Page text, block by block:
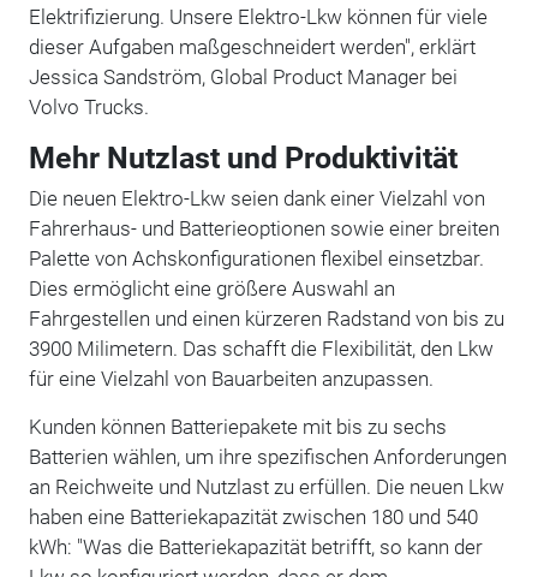
Elektrifizierung. Unsere Elektro-Lkw können für viele
dieser Aufgaben maßgeschneidert werden", erklärt
Jessica Sandström, Global Product Manager bei
Volvo Trucks.
Mehr Nutzlast und Produktivität
Die neuen Elektro-Lkw seien dank einer Vielzahl von
Fahrerhaus- und Batterieoptionen sowie einer breiten
Palette von Achskonfigurationen flexibel einsetzbar.
Dies ermöglicht eine größere Auswahl an
Fahrgestellen und einen kürzeren Radstand von bis zu
3900 Milimetern. Das schafft die Flexibilität, den Lkw
für eine Vielzahl von Bauarbeiten anzupassen.
Kunden können Batteriepakete mit bis zu sechs
Batterien wählen, um ihre spezifischen Anforderungen
an Reichweite und Nutzlast zu erfüllen. Die neuen Lkw
haben eine Batteriekapazität zwischen 180 und 540
kWh: "Was die Batteriekapazität betrifft, so kann der